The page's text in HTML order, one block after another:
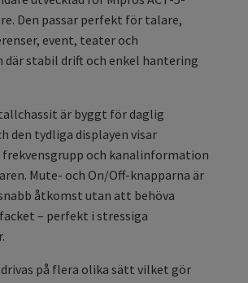
Den passar perfekt för talare,
event, teater och
där stabil drift och enkel hantering
är byggt för daglig
den tydliga displayen visar
och kanalinformation
Mute- och On/Off-knapparna är
åtkomst utan att behöva
– perfekt i stressiga
drivas på flera olika sätt vilket gör